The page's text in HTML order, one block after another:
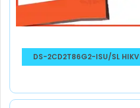
DS-2CD2T86G2-ISU/SL